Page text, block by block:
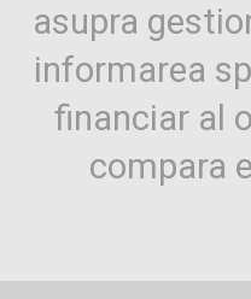
asupra
informarea
financiar al
compara